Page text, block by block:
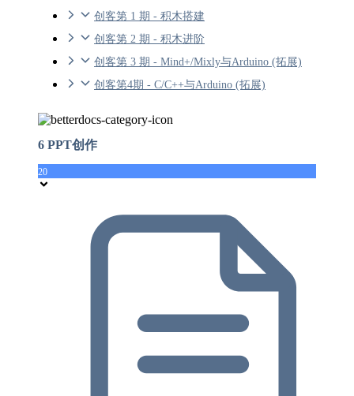
创客第 1 期 - 积木搭建
创客第 2 期 - 积木进阶
创客第 3 期 - Mind+/Mixly与Arduino (拓展)
创客第4期 - C/C++与Arduino (拓展)
6 PPT创作
20